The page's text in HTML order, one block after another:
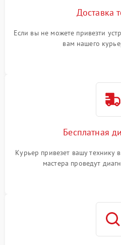
Доставка
Если вы не можете привезти
вам нашего
Бесплатная
Курьер привезет вашу технику
мастера проведут